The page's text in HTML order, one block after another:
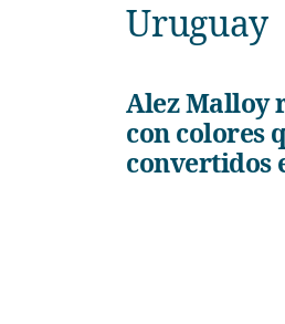
Uruguay
Alez Malloy recolecta maderas y fragmentos desechados, los pinta
con colores
convertidos